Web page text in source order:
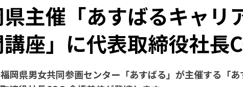
主催「あすばるキャリ
座」に代表取締役社長
岡県男女共同参画センター「あすばる」が主催する「